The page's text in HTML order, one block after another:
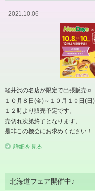
2021.10.06
軽井沢の名店が限定で出張販売♬
１０月８日(金)～１０月１０日(日)
１２時より販売予定です。
売切れ次第終了となります。
是非この機会にお求めください！
詳細を見る
北海道フェア開催中♪